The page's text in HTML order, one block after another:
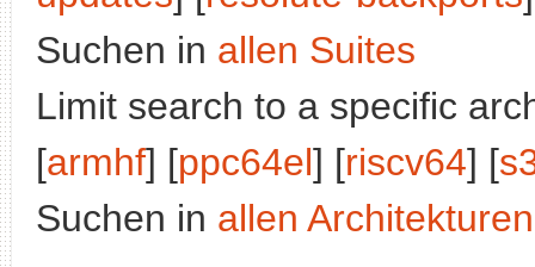
Suchen in allen Suites
Limit search to a specific
[armhf] [ppc64el] [riscv64] [
Suchen in allen Architekturen